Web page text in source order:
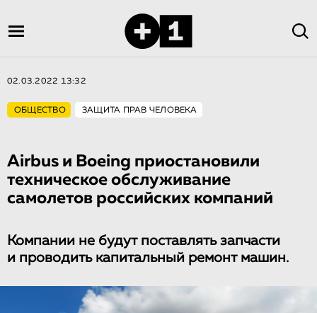
02.03.2022 13:32
ОБЩЕСТВО ЗАЩИТА ПРАВ ЧЕЛОВЕКА
Airbus и Boeing приостановили
техническое обслуживание
самолетов российских компаний
Компании не будут поставлять запчасти
и проводить капитальный ремонт машин.